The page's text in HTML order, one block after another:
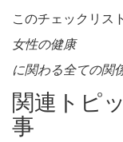
このチェックリス
女性の健康
に関わる全ての関
関連トピ
事